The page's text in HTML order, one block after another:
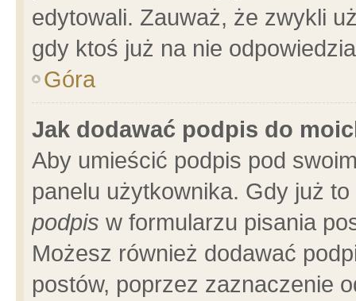
edytowali. Zauważ, że zwykli
gdy ktoś już na nie
Góra
Jak dodawać podpis do
Aby umieścić podpis pod
panelu użytkownika. Gdy już
podpis w formularzu pisania
Możesz również dodawać
postów, poprzez zaznaczenie